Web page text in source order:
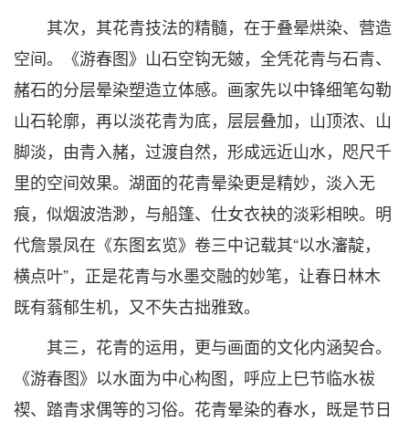
其次，其花青技法的精髓，在于叠晕烘染、营造
空间。《游春图》山石空钩无皴，全凭花青与石青、
赭石的分层晕染塑造立体感。画家先以中锋细笔勾勒
山石轮廓，再以淡花青为底，层层叠加，山顶浓、山
脚淡，由青入赭，过渡自然，形成远近山水，咫尺千
里的空间效果。湖面的花青晕染更是精妙，淡入无
痕，似烟波浩渺，与船篷、仕女衣袂的淡彩相映。明
代詹景凤在《东图玄览》卷三中记载其“以水瀋靛，
横点叶”，正是花青与水墨交融的妙笔，让春日林木
既有蓊郁生机，又不失古拙雅致。
其三，花青的运用，更与画面的文化内涵契合。
《游春图》以水面为中心构图，呼应上巳节临水祓
禊、踏青求偶等的习俗。花青晕染的春水，既是节日